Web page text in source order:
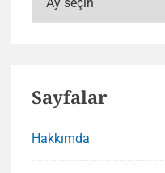
Sayfalar
Hakkımda